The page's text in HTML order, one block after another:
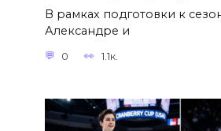
В рамках подготовки к
Александре и
0 1.1к.